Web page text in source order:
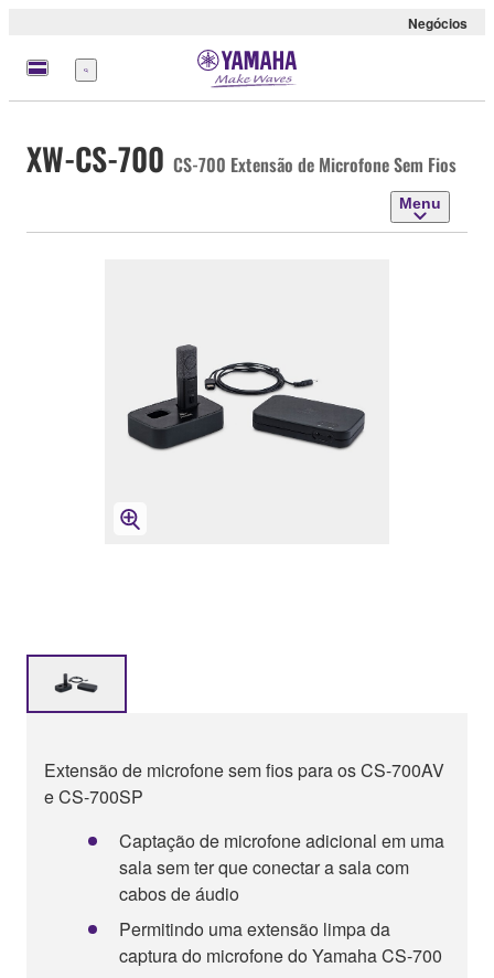
Negócios
Menu
XW-CS-700 CS-700 Extensão de Microfone Sem Fios
Menu
Extensão de microfone sem fios para os CS-700AV
e CS-700SP
Captação de microfone adicional em uma
sala sem ter que conectar a sala com
cabos de áudio
Permitindo uma extensão limpa da
captura do microfone do Yamaha CS-700